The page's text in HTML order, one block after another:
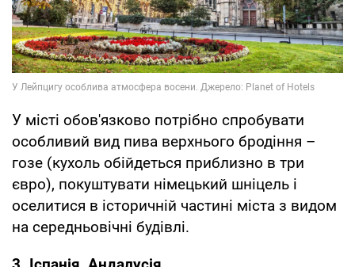
У місті обов'язково потрібно спробувати
особливий вид пива верхнього бродіння –
гозе (кухоль обійдеться приблизно в три
євро), покуштувати німецький шніцель і
оселитися в історичній частині міста з видом
на середньовічні будівлі.